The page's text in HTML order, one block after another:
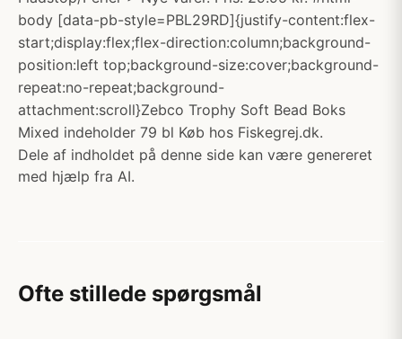
body [data-pb-style=PBL29RD]{justify-content:flex-
start;display:flex;flex-direction:column;background-
position:left top;background-size:cover;background-
repeat:no-repeat;background-
attachment:scroll}Zebco Trophy Soft Bead Boks
Mixed indeholder 79 bl Køb hos Fiskegrej.dk.
Dele af indholdet på denne side kan være genereret
med hjælp fra AI.
Ofte stillede spørgsmål